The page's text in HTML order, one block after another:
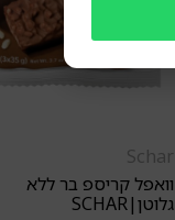
Schar
וואפל קריספ בר ללא
גלוטן|SCHAR